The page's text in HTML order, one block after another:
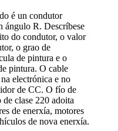
é un condutor
ángulo R. Descríbese
do condutor, o valor
o grao de
de pintura e o
pintura. O cable
electrónica e no
de CC. O fío de
clase 220 adoita
de enerxía, motores
de nova enerxía.